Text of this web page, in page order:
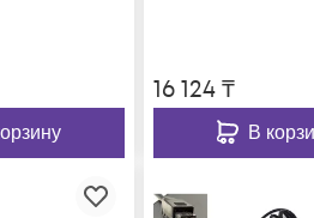
16 124₸
В